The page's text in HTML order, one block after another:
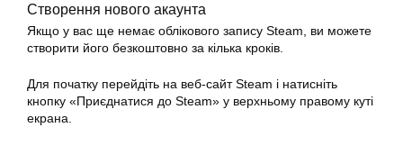
Створення нового акаунта
Якщо у вас ще немає облікового запису Steam, ви можете
створити його безкоштовно за кілька кроків.
Для початку перейдіть на веб-сайтSteam і натисніть
кнопку «Приєднатися до Steam» у верхньому правому куті
екрана.